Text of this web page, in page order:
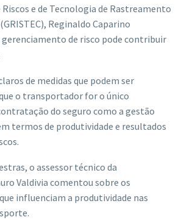
e de Tecnologia de Rastreamento
Reginaldo Caparino
de risco pode contribuir
de medidas que podem ser
o transportador for o único
do seguro como a gestão
termos de produtividade e resultados
o assessor técnico da
Valdivia comentou sobre os
influenciam a produtividade nas